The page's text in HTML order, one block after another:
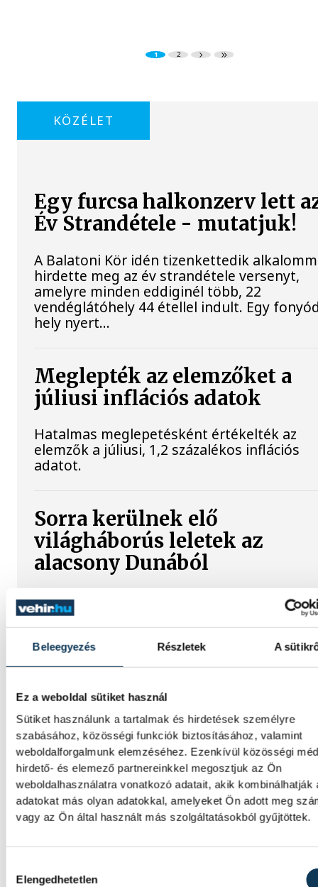
Beleegyezés Részletek A
Ez a weboldal sütiket használ
Sütiket használunk a tartalmak és hirdetések személyre
szabásához, közösségi funkciók biztosításához, valamint
weboldalforgalmunk elemzéséhez. Ezenkívül közösségi
hirdető- és elemező partnereinkkel megosztjuk az Ön
weboldalhasználatra vonatkozó adatait, akik kombinálhatják
adatokat más olyan adatokkal, amelyeket Ön adott meg
vagy az Ön által használt más szolgáltatásokból gyűjtöttek.
Elengedhetetlen
1 2
KÖZÉLET
Egy furcsa halkonzerv lett
Év Strandétele - mutatjuk!
A Balatoni Kör idén tizenkettedik
hirdette meg az év strandétele versenyt,
amelyre minden eddiginél több, 22
vendéglátóhely 44 étellel indult. Egy
hely nyert...
Meglepték az elemzőket a
júliusi inflációs adatok
Hatalmas meglepetésként értékelték az
elemzők a júliusi, 1,2 százalékos inflációs
adatot.
Sorra kerülnek elő
világháborús leletek az
alacsony Dunából
A folyó rekordalacsony vízállása miatt egy
csaknem komplett, II. világháborús német
DKW NZ 350-1 motorkerékpárbukkant elő
Batthyány téri rakpart sziklái alól, máshol
pedig egy közel féltonnás brit akna került
Késéltánc a Dunán: Mi
történik, ha leáll Paks?
Mártha Imre, az MVM Zrt. egykori
vezérigazgatója ATV-n Rónai Egonnak
interjújában vázolta fel a Paksi Atomerőmű
előtt álló példátlan technológiai
hazai energetikai fejlesztésekért és a paksi
blokkok működéséért, arra figyelmeztet:
erőmű olyan üzemállapotban van, amelyre